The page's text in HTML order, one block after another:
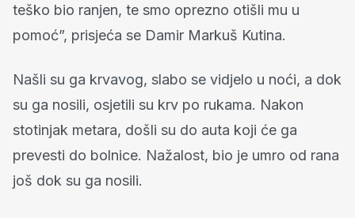
teško bio ranjen, te smo oprezno otišli mu u
pomoć”, prisjeća se Damir Markuš Kutina.
Našli su ga krvavog, slabo se vidjelo u noći, a dok
su ga nosili, osjetili su krv po rukama. Nakon
stotinjak metara, došli su do auta koji će ga
prevesti do bolnice. Nažalost, bio je umro od rana
još dok su ga nosili.